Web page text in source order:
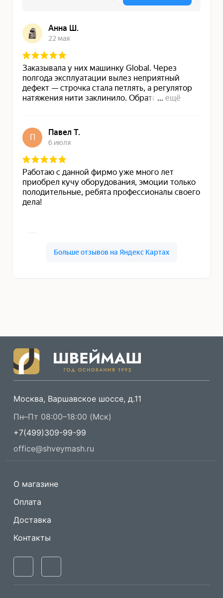
Москва, Варшавское шоссе, д.11
Пн–Пт 08:00–18:00 (Мск)
+7(499)309-99-99
office@shveymash.ru
О магазине
Оплата
Доставка
Контакты